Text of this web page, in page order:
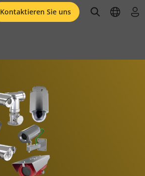
Kontaktieren Sie uns openopen